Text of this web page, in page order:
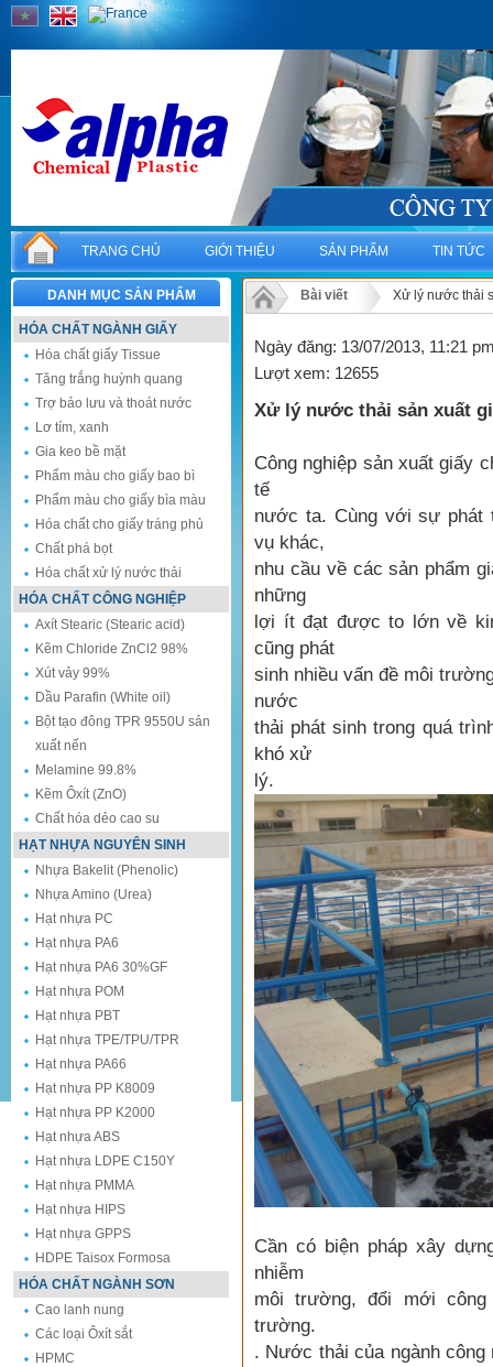
TRANG CHỦ GIỚI THIỆU SẢN PHẨM TIN TỨC
DANH MỤC SẢN PHẨM
HÓA CHẤT NGÀNH GIẤY
Hóa chất giấy Tissue
Tăng trắng huỳnh quang
Trợ bảo lưu và thoát nước
Lơ tím, xanh
Gia keo bề mặt
Phẩm màu cho giấy bao bì
Phẩm màu cho giấy bìa màu
Hóa chất cho giấy tráng phủ
Chất phá bọt
Hóa chất xử lý nước thải
HÓA CHẤT CÔNG NGHIỆP
Axít Stearic (Stearic acid)
Kẽm Chloride ZnCl2 98%
Xút vảy 99%
Dầu Parafin (White oil)
Bột tạo đông TPR 9550U sản
xuất nến
Melamine 99.8%
Kẽm Ôxít (ZnO)
Chất hóa dẻo cao su
HẠT NHỰA NGUYÊN SINH
Nhựa Bakelit (Phenolic)
Nhựa Amino (Urea)
Hạt nhựa PC
Hạt nhựa PA6
Hạt nhựa PA6 30%GF
Hạt nhựa POM
Hạt nhựa PBT
Hạt nhựa TPE/TPU/TPR
Hạt nhựa PA66
Hạt nhựa PP K8009
Hạt nhựa PP K2000
Hạt nhựa ABS
Hạt nhựa LDPE C150Y
Hạt nhựa PMMA
Hạt nhựa HIPS
Hạt nhựa GPPS
HDPE Taisox Formosa
HÓA CHẤT NGÀNH SƠN
Cao lanh nung
Các loại Ôxít sắt
HPMC
Bài viết Xử lý nước thải
Ngày đăng: 13/07/2013, 11:21
Lượt xem: 12655
Xử lý nước thải sản xuất
Công nghiệp sản xuất giấy
tế
nước ta. Cùng với sự phát
vụ khác,
nhu cầu về các sản phẩm
những
lợi ít đạt được to lớn về
cũng phát
sinh nhiều vấn đề môi
nước
thải phát sinh trong quá
khó xử
lý.
Cần có biện pháp xây
nhiễm
môi trường, đổi mới
trường.
. Nước thải của ngành